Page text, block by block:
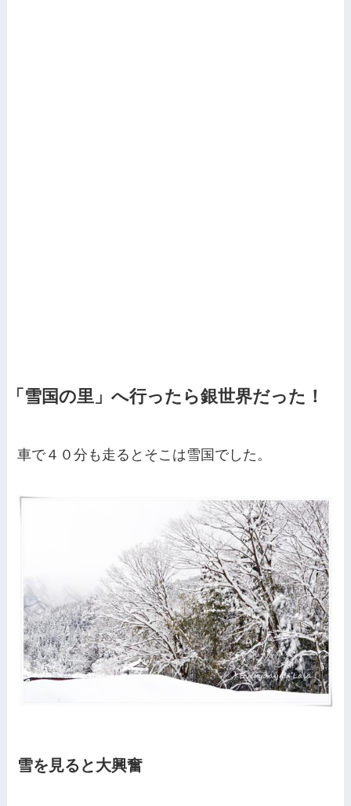
「雪国の里」へ行ったら銀世界だった！
車で４０分も走るとそこは雪国でした。
雪を見ると大興奮